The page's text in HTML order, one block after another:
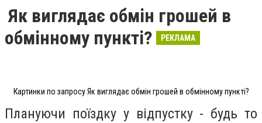
Як виглядає обмін грошей в
обмінному пункті?
РЕКЛАМА
Картинки по запросу Як виглядає обмін грошей в обмінному пункті?
Плануючи поїздку у відпустку - будь то